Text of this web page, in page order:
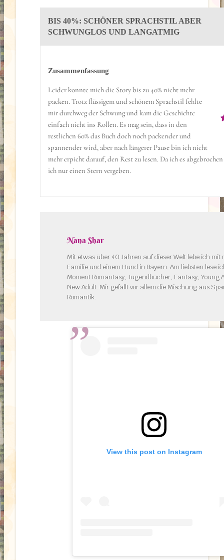
BIS 40%: SCHÖNER SPRACHSTIL ABER
SCHWUNGLOS UND LANGATMIG
Zusammenfassung
Leider konnte mich die Story bis zu 40% nicht mehr
packen. Trotz flüssigem und schönem Sprachstil fehlte
mir durchweg der Schwung und kam die Geschichte
einfach nicht ins Rollen. Es mag sein, dass in den
restlichen 60% das Buch doch noch packender und
spannender wird, aber nach längerer Pause bin ich nicht
mehr erpicht darauf, den Rest zu lesen. Da ich es
ich nur einen Stern vergeben.
Nana Shar
Mit etwas über 40 Jahren auf dieser Welt lebe ich mit
Familie und einem Hund in Bayern. Am liebsten lese
Moment Romantasy, Jugendbücher, Fantasy, Young
New Adult. Mir gefällt vor allem die Mischung aus
Romantik.
View this post on Instagram